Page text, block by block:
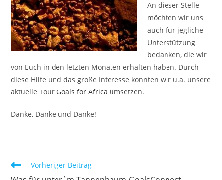
An dieser Stelle
möchten wir uns
auch für jegliche
Unterstützung
bedanken, die wir
von Euch in den letzten Monaten erhalten haben. Durch
diese Hilfe und das große Interesse konnten wir u.a. unsere
aktuelle Tour Goals for Africa umsetzen.
Danke, Danke und Danke!
Weitere
Artikel
Vorheriger Beitrag